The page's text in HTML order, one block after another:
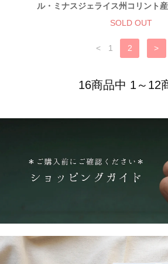
ル・ミナスジェライス州コリント
SOLD OUT
< 1 2 >
16商品中 1～12